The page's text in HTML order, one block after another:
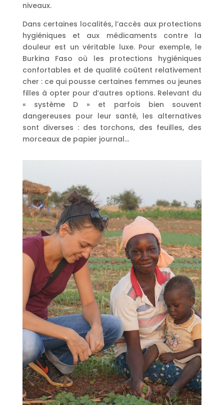
niveaux.
Dans certaines localités, l’accès aux protections
hygiéniques et aux médicaments contre la
douleur est un véritable luxe. Pour exemple, le
Burkina Faso où les protections hygiéniques
confortables et de qualité coûtent relativement
cher : ce qui pousse certaines femmes ou jeunes
filles à opter pour d’autres options. Relevant du
« système D » et parfois bien souvent
dangereuses pour leur santé, les alternatives
sont diverses : des torchons, des feuilles, des
morceaux de papier journal…